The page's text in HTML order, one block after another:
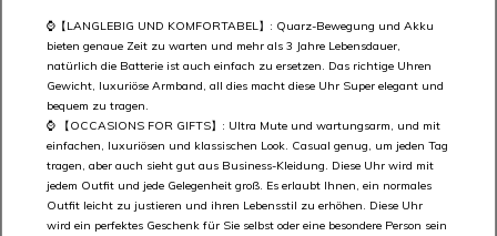
⌚【LANGLEBIG UND KOMFORTABEL】: Quarz-Bewegung und Akku
bieten genaue Zeit zu warten und mehr als 3 Jahre Lebensdauer,
natürlich die Batterie ist auch einfach zu ersetzen. Das richtige Uhren
Gewicht, luxuriöse Armband, all dies macht diese Uhr Super elegant und
bequem zu tragen.
⌚ 【OCCASIONS FOR GIFTS】: Ultra Mute und wartungsarm, und mit
einfachen, luxuriösen und klassischen Look. Casual genug, um jeden Tag
tragen, aber auch sieht gut aus Business-Kleidung. Diese Uhr wird mit
jedem Outfit und jede Gelegenheit groß. Es erlaubt Ihnen, ein normales
Outfit leicht zu justieren und ihren Lebensstil zu erhöhen. Diese Uhr
wird ein perfektes Geschenk für Sie selbst oder eine besondere Person sein